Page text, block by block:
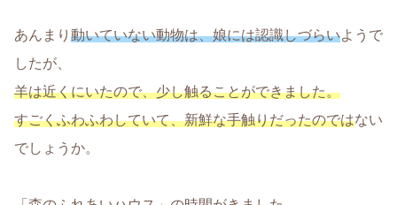
あんまり 動いていない動物は、娘には認識しづらいようで
したが、
羊は近くにいたので、少し触ることができました。
すごくふわふわしていて、新鮮な手触りだったのではない
でしょうか。